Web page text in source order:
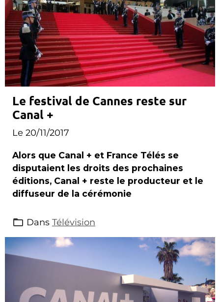
Le festival de Cannes reste sur
Canal +
Le 20/11/2017
Alors que Canal + et France Télés se
disputaient les droits des prochaines
éditions, Canal + reste le producteur et le
diffuseur de la cérémonie
Dans Télévision